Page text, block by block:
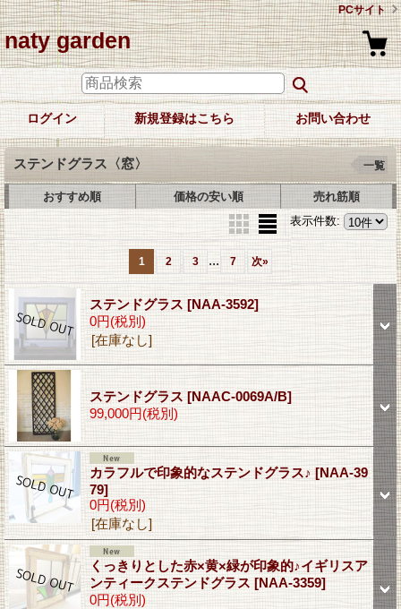
PCサイト
naty garden
ログイン 新規登録はこちら お問い合わせ
ステンドグラス〈窓〉 一覧
おすすめ順 価格の安い順
売れ筋順
表示件数:
1 2 3 ... 7 次»
ステンドグラス [NAA-3592]
0円(税別)
[在庫なし]
ステンドグラス [NAAC-0069A/B]
99,000円(税別)
カラフルで印象的なステンドグラス♪ [NAA-39
79]
0円(税別)
[在庫なし]
くっきりとした赤×黄×緑が印象的♪イギリスア
ンティークステンドグラス [NAA-3359]
0円(税別)